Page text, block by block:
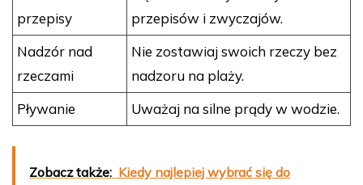
przepisy
przepisów i zwyczajów.
Nadzór nad
rzeczami
Nie zostawiaj swoich rzeczy bez
nadzoru na plaży.
Pływanie
Uważaj na silne prądy w wodzie.
Zobacz także: Kiedy najlepiej wybrać się do